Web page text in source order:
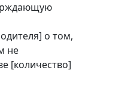
о том,
не
[количество]